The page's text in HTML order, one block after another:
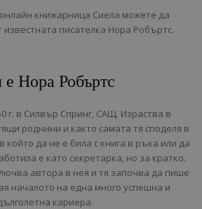
книжарница Сиела можете да
известната писателка Нора Робъртс.
е Нора Робъртс
г. в Силвър Спринг, САЩ. Израства в
роднини и както самата тя споделя в
който да не е била с книга в ръка или да
е като секретарка, но за кратко.
автора в нея и тя започва да пише
началото на една много успешна и
кариера.